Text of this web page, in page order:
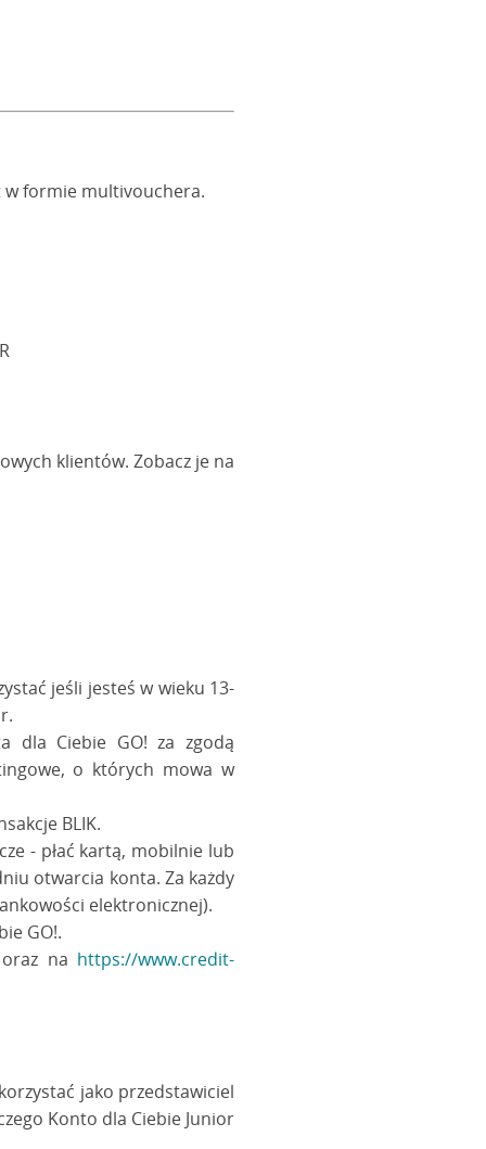
w formie multivouchera.
klientów. Zobacz je na
jeśli jesteś w wieku 13-
dla Ciebie GO! za zgodą
o których mowa w
BLIK.
- płać kartą, mobilnie lub
otwarcia konta. Za każdy
elektronicznej).
GO!.
na https://www.credit-
jako przedstawiciel
Konto dla Ciebie Junior